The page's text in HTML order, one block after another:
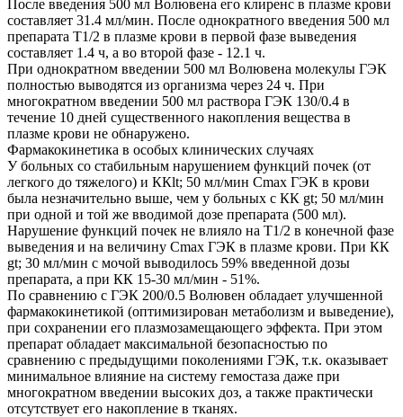
После введения 500 мл Волювена его клиренс в плазме крови
составляет 31.4 мл/мин. После однократного введения 500 мл
препарата T1/2 в плазме крови в первой фазе выведения
составляет 1.4 ч, а во второй фазе - 12.1 ч.
При однократном введении 500 мл Волювена молекулы ГЭК
полностью выводятся из организма через 24 ч. При
многократном введении 500 мл раствора ГЭК 130/0.4 в
течение 10 дней существенного накопления вещества в
плазме крови не обнаружено.
Фармакокинетика в особых клинических случаях
У больных со стабильным нарушением функций почек (от
легкого до тяжелого) и ККlt; 50 мл/мин Cmax ГЭК в крови
была незначительно выше, чем у больных с КК gt; 50 мл/мин
при одной и той же вводимой дозе препарата (500 мл).
Нарушение функций почек не влияло на T1/2 в конечной фазе
выведения и на величину Cmax ГЭК в плазме крови. При КК
gt; 30 мл/мин с мочой выводилось 59% введенной дозы
препарата, а при КК 15-30 мл/мин - 51%.
По сравнению с ГЭК 200/0.5 Волювен обладает улучшенной
фармакокинетикой (оптимизирован метаболизм и выведение),
при сохранении его плазмозамещающего эффекта. При этом
препарат обладает максимальной безопасностью по
сравнению с предыдущими поколениями ГЭК, т.к. оказывает
минимальное влияние на систему гемостаза даже при
многократном введении высоких доз, а также практически
отсутствует его накопление в тканях.